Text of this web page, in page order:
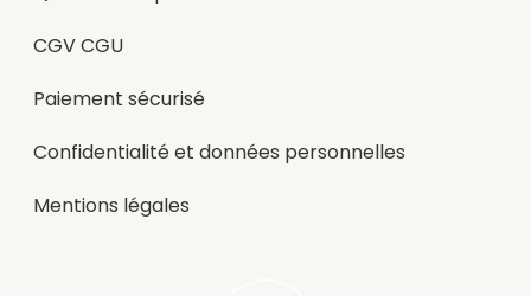
CGV CGU
Paiement sécurisé
Confidentialité et données personnelles
Mentions légales